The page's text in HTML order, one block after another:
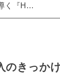
く『H…
のきっか